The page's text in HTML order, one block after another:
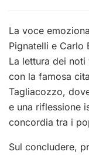
La voce
Pignatelli e Carlo
La lettura dei noti
con la famosa
Tagliacozzo,
e una riflessione
concordia tra i
Sul concludere,